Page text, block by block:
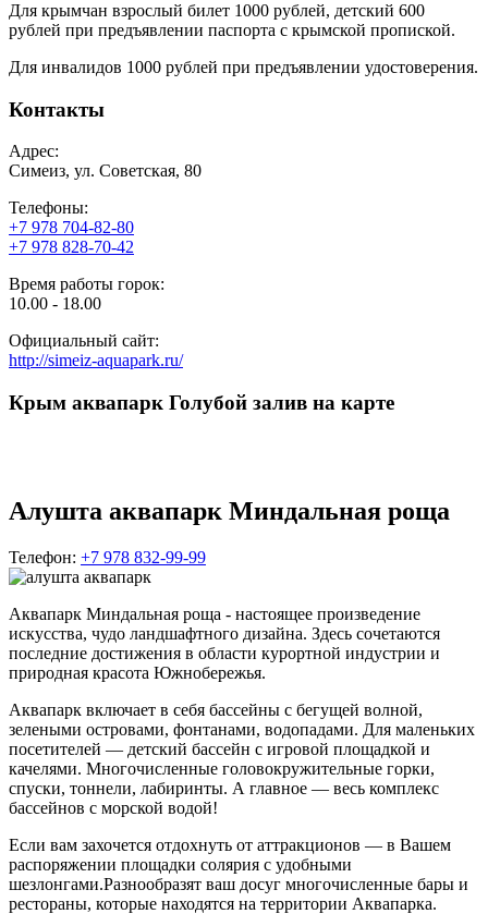
Для крымчан взрослый билет 1000 рублей, детский 600
рублей при предъявлении паспорта с крымской пропиской.
Для инвалидов 1000 рублей при предъявлении удостоверения.
Контакты
Адрес:
Симеиз, ул. Советская, 80
Телефоны:
+7 978 704-82-80
+7 978 828-70-42
Время работы горок:
10.00 - 18.00
Официальный сайт:
http://simeiz-aquapark.ru/
Крым аквапарк Голубой залив на карте
Алушта аквапарк Миндальная роща
Телефон: +7 978 832-99-99
Аквапарк Миндальная роща - настоящее произведение
искусства, чудо ландшафтного дизайна. Здесь сочетаются
последние достижения в области курортной индустрии и
природная красота Южнобережья.
Аквапарк включает в себя бассейны с бегущей волной,
зелеными островами, фонтанами, водопадами. Для маленьких
посетителей — детский бассейн с игровой площадкой и
качелями. Многочисленные головокружительные горки,
спуски, тоннели, лабиринты. А главное — весь комплекс
бассейнов с морской водой!
Если вам захочется отдохнуть от аттракционов — в Вашем
распоряжении площадки солярия с удобными
шезлонгами.Разнообразят ваш досуг многочисленные бары и
рестораны, которые находятся на территории Аквапарка.